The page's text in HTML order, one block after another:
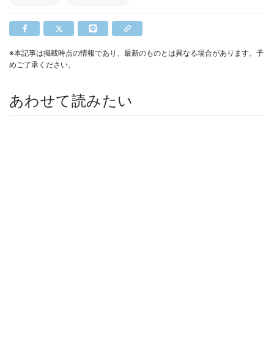
※本記事は掲載時点の情報であり、最新のものとは異なる場合があります。予
めご了承ください。
あわせて読みたい